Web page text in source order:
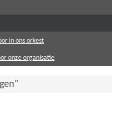
in ons orkest
onze organisatie